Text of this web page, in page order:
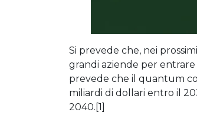
Si prevede che, nei
grandi aziende per
prevede che il quantum
miliardi di dollari entro il
2040.[1]